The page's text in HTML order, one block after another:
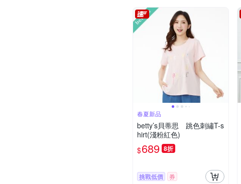
春夏新品
betty’s貝蒂思 跳色刺繡T-s
hirt(淺粉紅色)
$689 8折
挑戰低價 券